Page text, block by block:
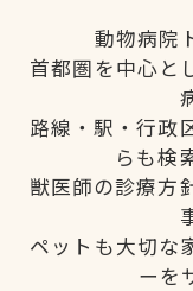
動物病院
首都圏を中心と
路線・駅・行政
らも検
獣医師の診療方
ペットも大切な
ーを